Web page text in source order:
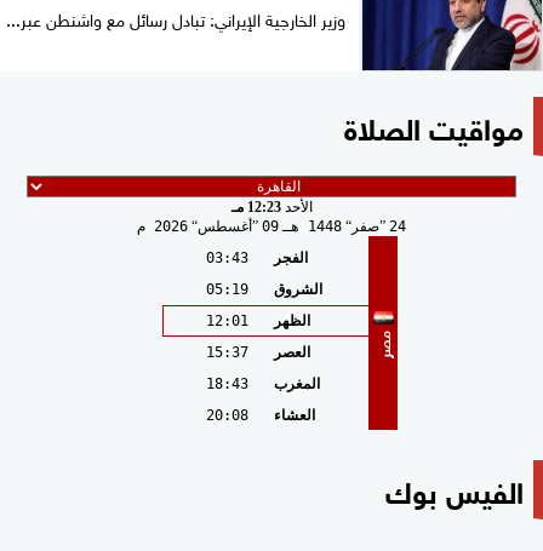
وزير الخارجية الإيراني: تبادل رسائل مع واشنطن عبر...
مواقيت الصلاة
الأحد12:23 مـ
24
صفر 1448 هـ 09 أغسطس 2026 م
مصر
الفجر
03:43
الشروق
05:19
الظهر
12:01
العصر
15:37
المغرب
18:43
العشاء
20:08
الفيس بوك